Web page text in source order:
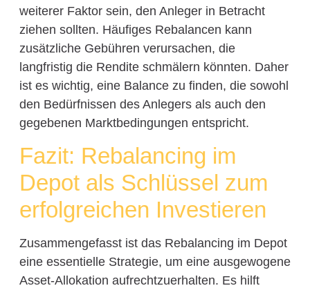
weiterer Faktor sein, den Anleger in Betracht
ziehen sollten. Häufiges Rebalancen kann
zusätzliche Gebühren verursachen, die
langfristig die Rendite schmälern könnten. Daher
ist es wichtig, eine Balance zu finden, die sowohl
den Bedürfnissen des Anlegers als auch den
gegebenen Marktbedingungen entspricht.
Fazit: Rebalancing im
Depot als Schlüssel zum
erfolgreichen Investieren
Zusammengefasst ist das Rebalancing im Depot
eine essentielle Strategie, um eine ausgewogene
Asset-Allokation aufrechtzuerhalten. Es hilft